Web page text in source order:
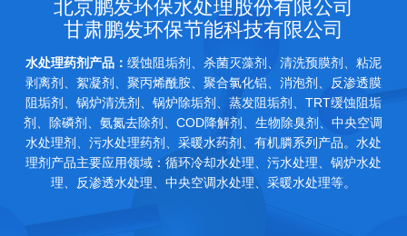
北京鹏发环保水处理股份有限公司
甘肃鹏发环保节能科技有限公司
水处理药剂产品： 缓蚀阻垢剂、杀菌灭藻剂、清洗预膜剂、粘泥
剥离剂、絮凝剂、聚丙烯酰胺、聚合氯化铝、消泡剂、反渗透膜
阻垢剂、锅炉清洗剂、锅炉除垢剂、蒸发阻垢剂、TRT缓蚀阻垢
剂、除磷剂、氨氮去除剂、COD降解剂、生物除臭剂、中央空调
水处理剂、污水处理药剂、采暖水药剂、有机膦系列产品。水处
理剂产品主要应用领域：循环冷却水处理、污水处理、锅炉水处
理、反渗透水处理、中央空调水处理、采暖水处理等。